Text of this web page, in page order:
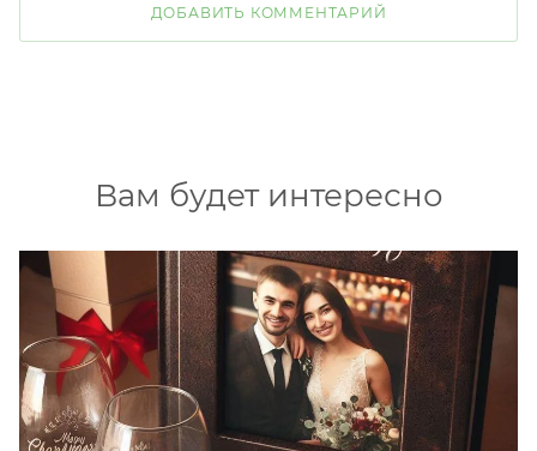
ДОБАВИТЬ КОММЕНТАРИЙ
Вам будет интересно